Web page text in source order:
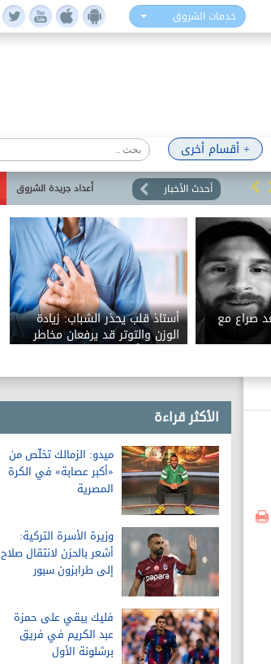
خدمات الشروق
+ أقسام أخرى
أعداد جريدة الشروق أحدث الأخبار
صراع مع أستاذ قلب يحذر الشباب: زيادة
الوزن والتوتر قد يرفعان مخاطر
الإصابة بأمراض القلب مبكرا
الأكثر قراءة
ميدو: الزمالك تخلّص من
«أكبر عصابة» في الكرة
المصرية
وزيرة الأسرة التركية:
أشعر بالحزن لانتقال صلاح
إلى طرابزون سبور
فليك يبقي على حمزة
عبد الكريم في فريق
برشلونة الأول